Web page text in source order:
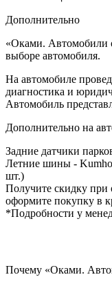
Дополнительно
«Оками. Автомобили
выборе автомобиля.
На автомобиле
диагностика и
Автомобиль
Дополнительно на
Задние датчики
Летние шины - Kumho
шт.)
Получите скидку при
оформите покупку в
*Подробности у
Почему «Оками.